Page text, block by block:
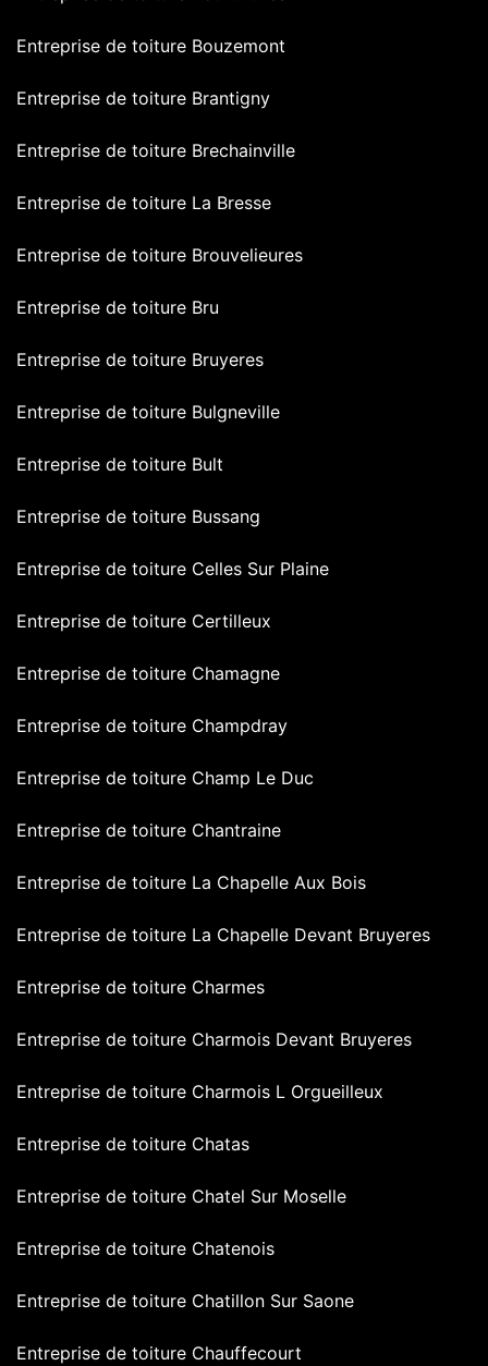
Entreprise de toiture Bouzemont
Entreprise de toiture Brantigny
Entreprise de toiture Brechainville
Entreprise de toiture La Bresse
Entreprise de toiture Brouvelieures
Entreprise de toiture Bru
Entreprise de toiture Bruyeres
Entreprise de toiture Bulgneville
Entreprise de toiture Bult
Entreprise de toiture Bussang
Entreprise de toiture Celles Sur Plaine
Entreprise de toiture Certilleux
Entreprise de toiture Chamagne
Entreprise de toiture Champdray
Entreprise de toiture Champ Le Duc
Entreprise de toiture Chantraine
Entreprise de toiture La Chapelle Aux Bois
Entreprise de toiture La Chapelle Devant Bruyeres
Entreprise de toiture Charmes
Entreprise de toiture Charmois Devant Bruyeres
Entreprise de toiture Charmois L Orgueilleux
Entreprise de toiture Chatas
Entreprise de toiture Chatel Sur Moselle
Entreprise de toiture Chatenois
Entreprise de toiture Chatillon Sur Saone
Entreprise de toiture Chauffecourt